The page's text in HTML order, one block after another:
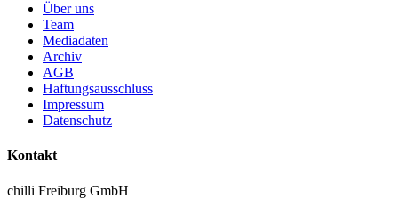
Über uns
Team
Mediadaten
Archiv
AGB
Haftungsausschluss
Impressum
Datenschutz
Kontakt
chilli Freiburg GmbH